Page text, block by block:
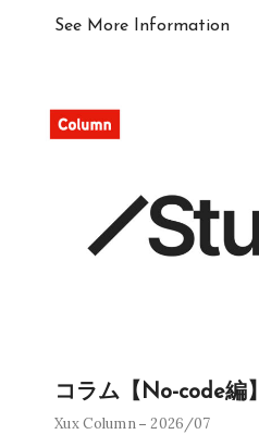
See More Information
コラム【No-code編】
Xux Column 2026/07